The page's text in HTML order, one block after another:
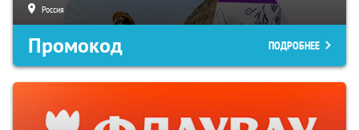
Россия
Промокод ПОДРОБНЕЕ